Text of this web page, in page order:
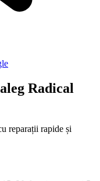
Radical
reparații rapide și